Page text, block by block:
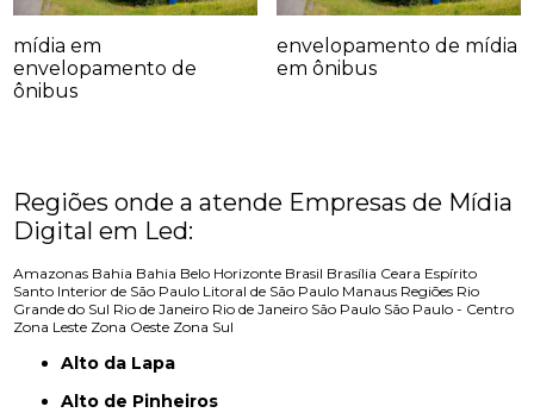
mídia em
envelopamento de
ônibus
envelopamento de mídia
em ônibus
Regiões onde a atende Empresas de Mídia
Digital em Led:
Amazonas Bahia Bahia Belo Horizonte Brasil Brasília Ceara Espírito
Santo Interior de São Paulo Litoral de São Paulo Manaus Regiões Rio
Grande do Sul Rio de Janeiro Rio de Janeiro São Paulo São Paulo - Centro
Zona Leste Zona Oeste Zona Sul
Alto da Lapa
Alto de Pinheiros